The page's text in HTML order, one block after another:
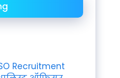
Recruitment